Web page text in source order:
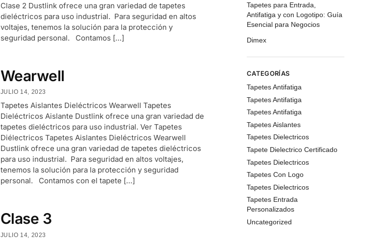
Clase 2 Dustlink ofrece una gran variedad de tapetes
dieléctricos para uso industrial. Para seguridad en altos
voltajes, tenemos la solución para la protección y
seguridad personal. Contamos […]
Wearwell
JULIO 14, 2023
Tapetes Aislantes Dieléctricos Wearwell Tapetes
Dieléctricos Aislante Dustlink ofrece una gran variedad de
tapetes dieléctricos para uso industrial. Ver Tapetes
Diélectricos Tapetes Aislantes Dieléctricos Wearwell
Dustlink ofrece una gran variedad de tapetes dieléctricos
para uso industrial. Para seguridad en altos voltajes,
tenemos la solución para la protección y seguridad
personal. Contamos con el tapete […]
Clase 3
JULIO 14, 2023
Tapetes para Entrada,
Antifatiga y con Logotipo: Guía
Esencial para Negocios
Dimex
CATEGORÍAS
Tapetes Antifatiga
Tapetes Antifatiga
Tapetes Antifatiga
Tapetes Aislantes
Tapetes Dielectricos
Tapete Dielectrico Certificado
Tapetes Dielectricos
Tapetes Con Logo
Tapetes Dielectricos
Tapetes Entrada
Personalizados
Uncategorized